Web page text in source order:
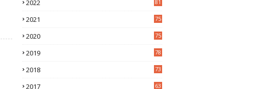
2022 81
2021 75
2020 75
2019 78
2018 73
2017 63